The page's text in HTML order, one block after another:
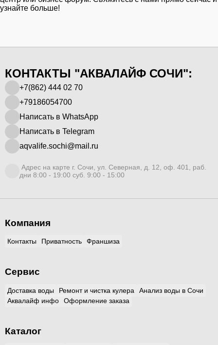
узнайте больше!
КОНТАКТЫ "АКВАЛАЙФ СОЧИ":
+7(862) 444 02 70
+79186054700
Написать в WhatsApp
Написать в Telegram
aqvalife.sochi@mail.ru
Адрес на карте г. Сочи, ул. Северная, д. 12, оф. 401, раб.
дни 8:00 - 19:00 суб. 9:00 - 15:00
Компания
Контакты Приватность Франшиза
Сервис
Доставка воды Ремонт и чистка кулера
Анализ воды в Сочи
Аквалайф инфо
Оформление заказа
Каталог